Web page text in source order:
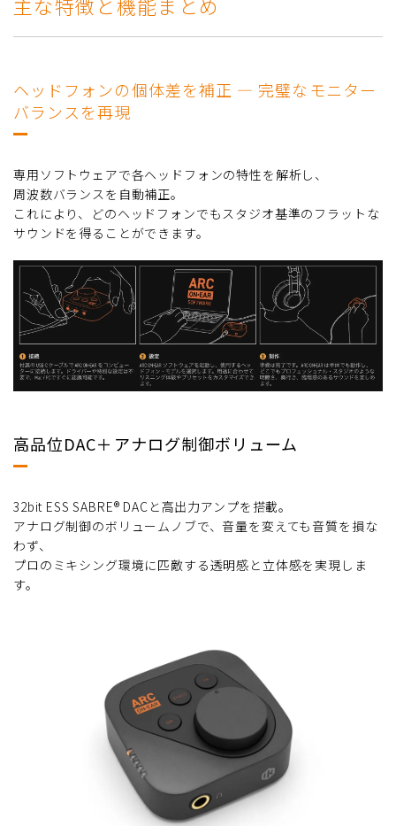
ヘッドフォンの個体差を補正 ― 完璧なモニター
バランスを再現
専用ソフトウェアで各ヘッドフォンの特性を解析し、
周波数バランスを自動補正。
これにより、どのヘッドフォンでもスタジオ基準のフラットな
サウンドを得ることができます。
高品位DAC＋アナログ制御ボリューム
32bit ESS SABRE® DACと高出力アンプを搭載。
アナログ制御のボリュームノブで、音量を変えても音質を損な
わず、
プロのミキシング環境に匹敵する透明感と立体感を実現しま
す。